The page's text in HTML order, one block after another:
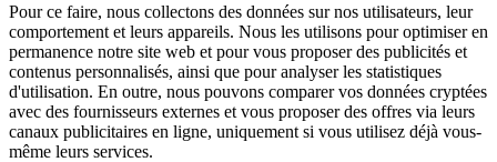
Pour ce faire, nous collectons des données sur nos utilisateurs, leur
comportement et leurs appareils. Nous les utilisons pour optimiser en
permanence notre site web et pour vous proposer des publicités et
contenus personnalisés, ainsi que pour analyser les statistiques
d'utilisation. En outre, nous pouvons comparer vos données cryptées
avec des fournisseurs externes et vous proposer des offres via leurs
canaux publicitaires en ligne, uniquement si vous utilisez déjà vous-
même leurs services.